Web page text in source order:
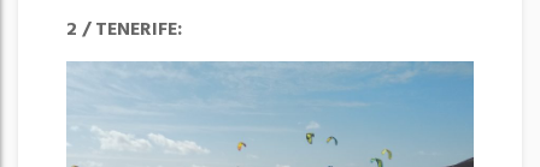
2 / TENERIFE: